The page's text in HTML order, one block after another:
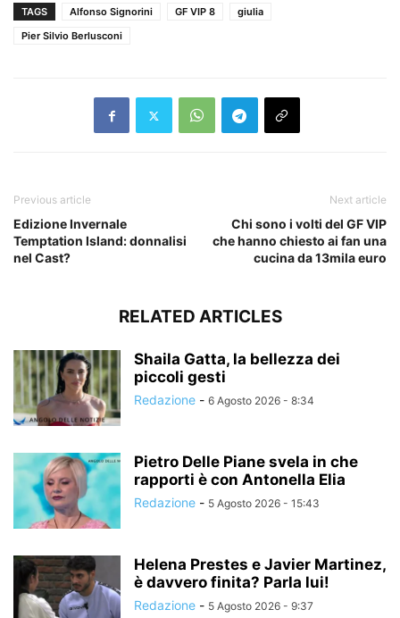
TAGS Alfonso Signorini GF VIP 8
giulia
Pier Silvio Berlusconi
Previous article
Edizione Invernale
Temptation Island: donnalisi
nel Cast?
Next article
Chi sono i volti del GF VIP
che hanno chiesto ai fan una
cucina da 13mila euro
RELATED ARTICLES
Shaila Gatta, la bellezza dei
piccoli gesti
Redazione - 6 Agosto 2026 - 8:34
Pietro Delle Piane svela in che
rapporti è con Antonella Elia
Redazione - 5 Agosto 2026 - 15:43
Helena Prestes e Javier Martinez,
è davvero finita? Parla lui!
Redazione - 5 Agosto 2026 - 9:37